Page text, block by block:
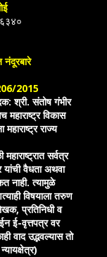
नंदूरबारे
2015
श्री. संतोष गंभीर
महाराष्ट्र विकास
राज्य
सर्वत्र
यांची वैधता अथवा
नाही. त्यामुळे
विषयाला तरुण
प्रतिनिधी व
ई-वृत्तपत्र वर
वाद उद्भवल्यास तो